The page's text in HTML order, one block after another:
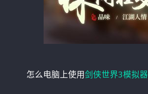
怎么电脑上使用剑侠世界3模拟器